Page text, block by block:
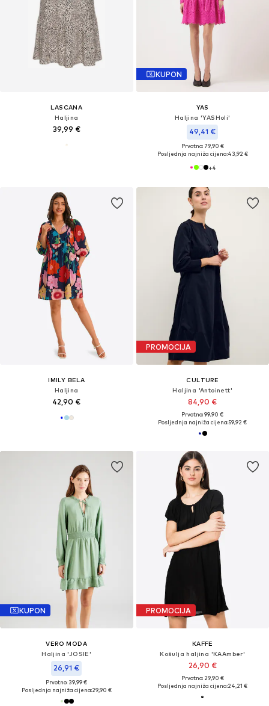
LASCANA
Haljina
39,99 €
KUPON
YAS
Haljina 'YASHoli'
49,41 €
Prvotno: 79,90 €
Posljednja najniža cijena:43,92 €
+4
IMILY BELA
Haljina
42,90 €
PROMOCIJA
CULTURE
Haljina 'Antoinett'
84,90 €
Prvotno: 99,90 €
Posljednja najniža cijena:59,92 €
KUPON
VERO MODA
Haljina 'JOSIE'
26,91 €
Prvotno: 39,99 €
Posljednja najniža cijena:29,90 €
PROMOCIJA
KAFFE
Košulja haljina 'KAAmber'
26,90 €
Prvotno: 29,90 €
Posljednja najniža cijena:24,21 €